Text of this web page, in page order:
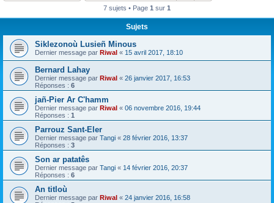
7 sujets • Page 1 sur 1
Sujets
Siklezonoù Lusieñ Minous
Dernier message par Riwal « 15 avril 2017, 18:10
Bernard Lahay
Dernier message par Riwal « 26 janvier 2017, 16:53
Réponses : 6
jañ-Pier Ar C'hamm
Dernier message par Riwal « 06 novembre 2016, 19:44
Réponses : 1
Parrouz Sant-Eler
Dernier message par Tangi « 28 février 2016, 13:37
Réponses : 3
Son ar patatês
Dernier message par Tangi « 14 février 2016, 20:37
Réponses : 6
An titloù
Dernier message par Riwal « 24 janvier 2016, 16:58